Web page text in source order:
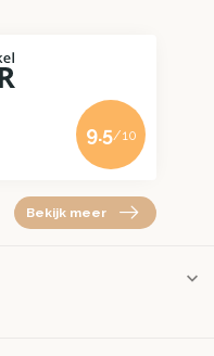
9.5/10
Bekijk meer